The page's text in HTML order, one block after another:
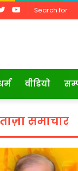
YouTube
Twitter
वीडियो
ताज़ा समाचार